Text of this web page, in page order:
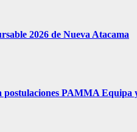
2026 de Nueva Atacama
PAMMA Equipa